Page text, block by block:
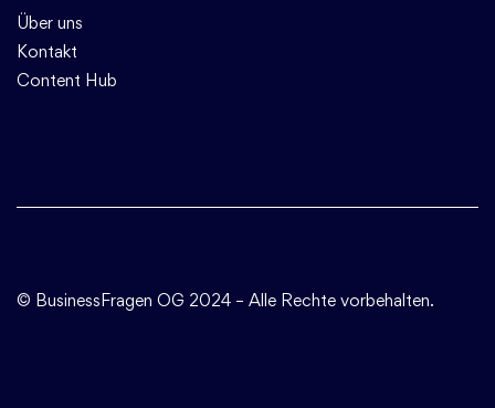
Über uns
Kontakt
Content Hub
© BusinessFragen OG 2024 – Alle Rechte vorbehalten.